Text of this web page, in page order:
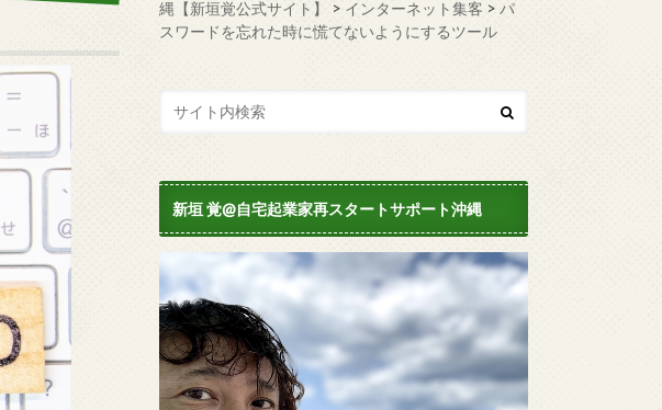
縄【新垣覚公式サイト】
> インターネット集客 > パ
スワードを忘れた時に慌てないようにするツール
新垣 覚@自宅起業家再スタートサポート沖縄